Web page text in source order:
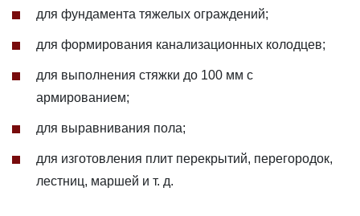
для фундамента тяжелых ограждений;
для формирования канализационных колодцев;
для выполнения стяжки до 100 мм с
армированием;
для выравнивания пола;
для изготовления плит перекрытий, перегородок,
лестниц, маршей и т. д.